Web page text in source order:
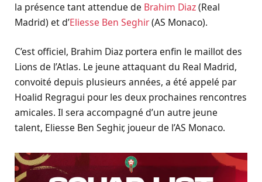
la présence tant attendue de Brahim Diaz(Real
Madrid) et d’Eliesse Ben Seghir(AS Monaco).
C’est officiel, Brahim Diaz portera enfin le maillot des
Lions de l’Atlas. Le jeune attaquant du Real Madrid,
convoité depuis plusieurs années, a été appelé par
Hoalid Regragui pour les deux prochaines rencontres
amicales. Il sera accompagné d’un autre jeune
talent, Eliesse Ben Seghir, joueur de l’AS Monaco.